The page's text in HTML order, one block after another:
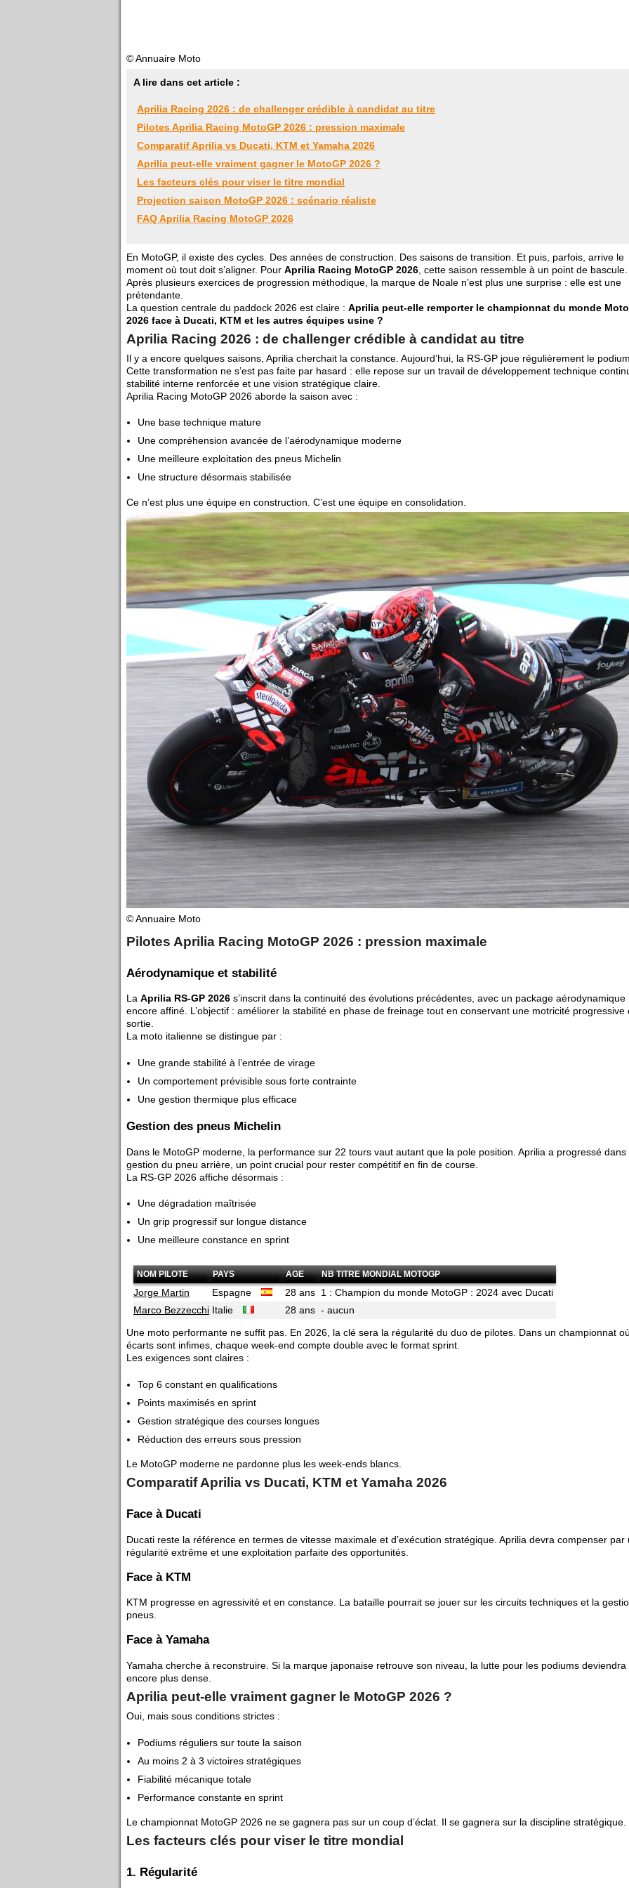
© Annuaire Moto
A lire dans cet article :
Aprilia Racing 2026 : de challenger crédible à candidat au titre
Pilotes Aprilia Racing MotoGP 2026 : pression maximale
Comparatif Aprilia vs Ducati, KTM et Yamaha 2026
Aprilia peut-elle vraiment gagner le MotoGP 2026 ?
Les facteurs clés pour viser le titre mondial
Projection saison MotoGP 2026 : scénario réaliste
FAQ Aprilia Racing MotoGP 2026
En MotoGP, il existe des cycles. Des années de construction. Des saisons de transition. Et puis, parfois, arrive le
moment où tout doit s’aligner. Pour Aprilia Racing MotoGP 2026 , cette saison ressemble à un point de bascule.
Après plusieurs exercices de progression méthodique, la marque de Noale n’est plus une surprise : elle est une
prétendante.
La question centrale du paddock 2026 est claire : Aprilia peut-elle remporter le championnat du monde
2026 face à Ducati, KTM et les autres équipes usine ?
Aprilia Racing 2026 : de challenger crédible à candidat au titre
Il y a encore quelques saisons, Aprilia cherchait la constance. Aujourd’hui, la RS-GP joue régulièrement le podium.
Cette transformation ne s’est pas faite par hasard : elle repose sur un travail de développement technique
stabilité interne renforcée et une vision stratégique claire.
Aprilia Racing MotoGP 2026 aborde la saison avec :
Une base technique mature
Une compréhension avancée de l’aérodynamique moderne
Une meilleure exploitation des pneus Michelin
Une structure désormais stabilisée
Ce n’est plus une équipe en construction. C’est une équipe en consolidation.
© Annuaire Moto
Pilotes Aprilia Racing MotoGP 2026 : pression maximale
Aérodynamique et stabilité
La Aprilia RS-GP 2026 s’inscrit dans la continuité des évolutions précédentes, avec un package aérodynamique
encore affiné. L’objectif : améliorer la stabilité en phase de freinage tout en conservant une motricité progressive
sortie.
La moto italienne se distingue par :
Une grande stabilité à l’entrée de virage
Un comportement prévisible sous forte contrainte
Une gestion thermique plus efficace
Gestion des pneus Michelin
Dans le MotoGP moderne, la performance sur 22 tours vaut autant que la pole position. Aprilia a progressé dans
gestion du pneu arrière, un point crucial pour rester compétitif en fin de course.
La RS-GP 2026 affiche désormais :
Une dégradation maîtrisée
Un grip progressif sur longue distance
Une meilleure constance en sprint
NOM PILOTE PAYS AGE NB TITRE MONDIAL MOTOGP
Jorge Martin Espagne 28 ans 1 : Champion du monde MotoGP : 2024 avec Ducati
Marco Bezzecchi Italie 28 ans - aucun
Une moto performante ne suffit pas. En 2026, la clé sera la régularité du duo de pilotes. Dans un championnat
écarts sont infimes, chaque week-end compte double avec le format sprint.
Les exigences sont claires :
Top 6 constant en qualifications
Points maximisés en sprint
Gestion stratégique des courses longues
Réduction des erreurs sous pression
Le MotoGP moderne ne pardonne plus les week-ends blancs.
Comparatif Aprilia vs Ducati, KTM et Yamaha 2026
Face à Ducati
Ducati reste la référence en termes de vitesse maximale et d’exécution stratégique. Aprilia devra compenser par
régularité extrême et une exploitation parfaite des opportunités.
Face à KTM
KTM progresse en agressivité et en constance. La bataille pourrait se jouer sur les circuits techniques et la
pneus.
Face à Yamaha
Yamaha cherche à reconstruire. Si la marque japonaise retrouve son niveau, la lutte pour les podiums deviendra
encore plus dense.
Aprilia peut-elle vraiment gagner le MotoGP 2026 ?
Oui, mais sous conditions strictes :
Podiums réguliers sur toute la saison
Au moins 2 à 3 victoires stratégiques
Fiabilité mécanique totale
Performance constante en sprint
Le championnat MotoGP 2026 ne se gagnera pas sur un coup d’éclat. Il se gagnera sur la discipline stratégique.
Les facteurs clés pour viser le titre mondial
1. Régularité